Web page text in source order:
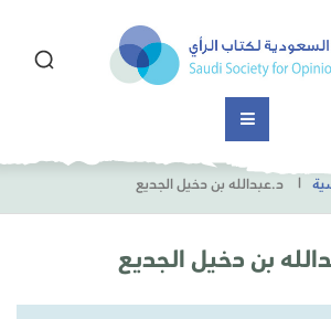
د.عبدالله بن دخيل الجديع
بن دخيل الجديع